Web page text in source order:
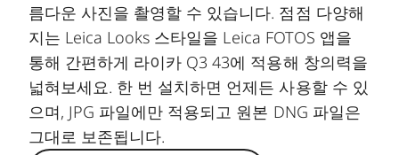
름다운 사진을 촬영할 수 있습니다. 점점 다양해
지는 Leica Looks 스타일을 Leica FOTOS 앱을
통해 간편하게 라이카 Q3 43에 적용해 창의력을
넓혀보세요. 한 번 설치하면 언제든 사용할 수 있
으며, JPG 파일에만 적용되고 원본 DNG 파일은
그대로 보존됩니다.